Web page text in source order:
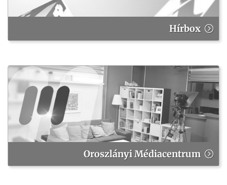
Hírbox
Oroszlányi Médiacentrum